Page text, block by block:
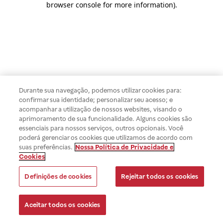
browser console for more information).
Durante sua navegação, podemos utilizar cookies para:
confirmar sua identidade; personalizar seu acesso; e
acompanhar a utilização de nossos websites, visando o
aprimoramento de sua funcionalidade. Alguns cookies são
essenciais para nossos serviços, outros opcionais. Você
poderá gerenciar os cookies que utilizamos de acordo com
suas preferências. Nossa Política de Privacidade e
Cookies
Definições de cookies Rejeitar todos os cookies
Aceitar todos os cookies